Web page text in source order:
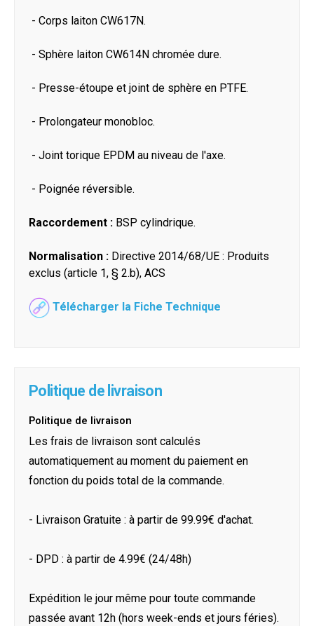
- Corps laiton CW617N.
- Sphère laiton CW614N chromée dure.
- Presse-étoupe et joint de sphère en PTFE.
- Prolongateur monobloc.
- Joint torique EPDM au niveau de l'axe.
- Poignée réversible.
Raccordement : BSP cylindrique.
Normalisation : Directive 2014/68/UE : Produits
exclus (article 1, § 2.b), ACS
Télécharger la Fiche Technique
Politique de livraison
Politique de livraison
Les frais de livraison sont calculés
automatiquement au moment du paiement en
fonction du poids total de la commande.
- Livraison Gratuite : à partir de 99.99€ d'achat.
- DPD : à partir de 4.99€ (24/48h)
Expédition le jour même pour toute commande
passée avant 12h (hors week-ends et jours féries).